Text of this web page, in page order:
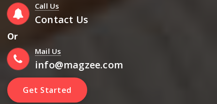
Call Us
Contact Us
Or
Mail Us
info@magzee.com
Get Started